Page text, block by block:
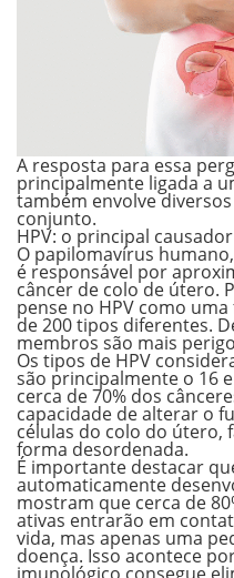
A resposta para essa
principalmente ligada a
também envolve
conjunto.
HPV: o principal
O papilomavírus
é responsável por
câncer de colo de útero.
pense no HPV como
de 200 tipos diferentes.
membros são mais
Os tipos de HPV
são principalmente o 16
cerca de 70% dos
capacidade de alterar o
células do colo do útero,
forma desordenada.
É importante destacar
automaticamente
mostram que cerca de
ativas entrarão em
vida, mas apenas uma
doença. Isso acontece
imunológico consegue